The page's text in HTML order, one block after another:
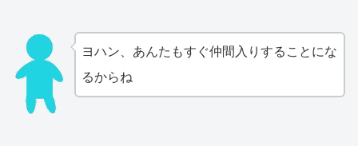
ヨハン、あんたもすぐ仲間入りすることにな
るからね